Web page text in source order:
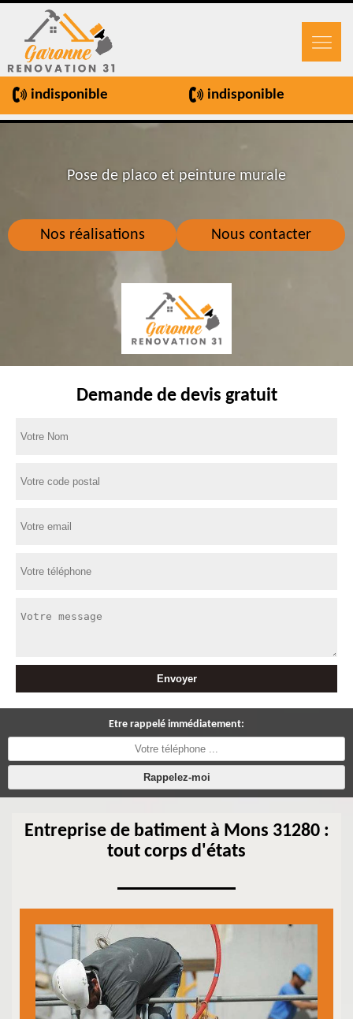
indisponible indisponible
Nos réalisations Nous contacter
Pose de placo et peinture murale
Demande de devis gratuit
Etre rappelé immédiatement:
Entreprise de batiment à Mons 31280 :
tout corps d'états